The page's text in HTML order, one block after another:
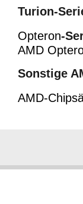
Turion-
Opteron-
AMD
Sonstige
AMD-